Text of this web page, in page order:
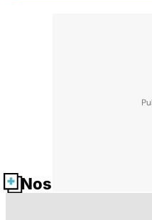
Nos fiches santé